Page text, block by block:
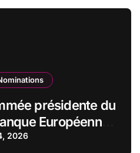
présidente du
Européenne
2026